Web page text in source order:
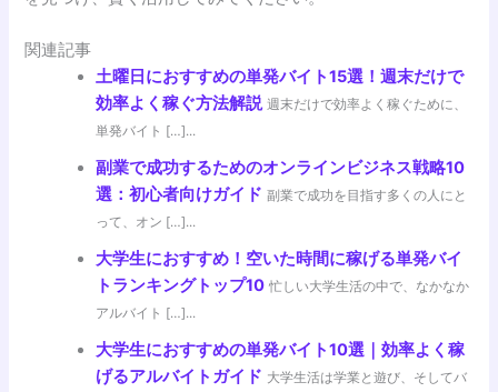
関連記事
土曜日におすすめの単発バイト15選！週末だけで
効率よく稼ぐ方法解説 週末だけで効率よく稼ぐために、
単発バイト […]...
副業で成功するためのオンラインビジネス戦略10
選：初心者向けガイド 副業で成功を目指す多くの人にと
って、オン […]...
大学生におすすめ！空いた時間に稼げる単発バイ
トランキングトップ10 忙しい大学生活の中で、なかなか
アルバイト […]...
大学生におすすめの単発バイト10選｜効率よく稼
げるアルバイトガイド 大学生活は学業と遊び、そしてバ